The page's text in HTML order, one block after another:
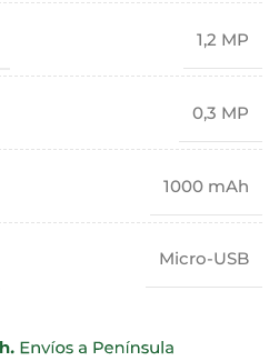
1,2 MP
0,3 MP
1000 mAh
Micro-USB